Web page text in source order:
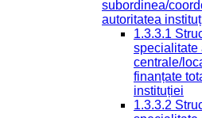
subordinea/
autoritatea
1.3.3.1
specialitate
centrale/
finanțate
instituției
1.3.3.2